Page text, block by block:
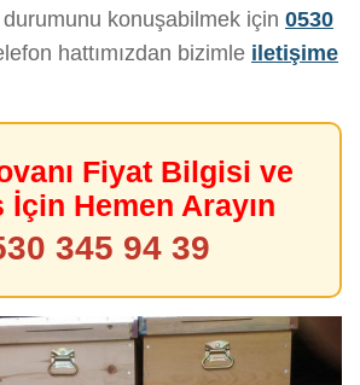
konuşabilmek için 0530
hattımızdan bizimle iletişime
Fiyat Bilgisi ve
Hemen Arayın
345 94 39